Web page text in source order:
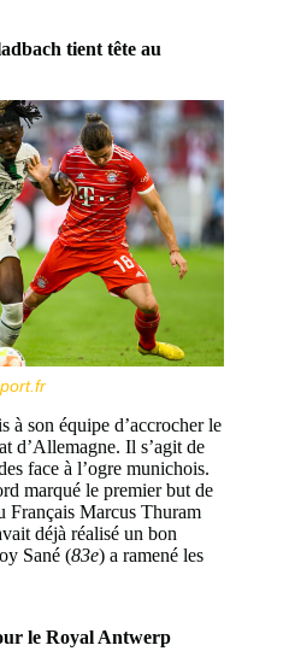
tient tête au
à son équipe d’accrocher le
d’Allemagne. Il s’agit de
face à l’ogre munichois.
marqué le premier but de
Français Marcus Thuram
déjà réalisé un bon
Sané (83e) a ramené les
le Royal Antwerp